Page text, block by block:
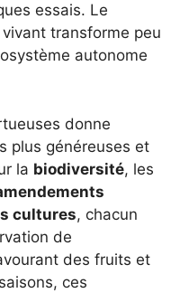
essais. Le
transforme peu
autonome
donne
plus généreuses et
la biodiversité, les
cultures, chacun
de
des fruits et
ces